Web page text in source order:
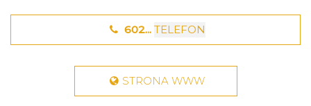
602... TELEFON
STRONA WWW